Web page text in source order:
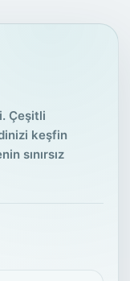
Çeşitli
keşfin
sınırsız